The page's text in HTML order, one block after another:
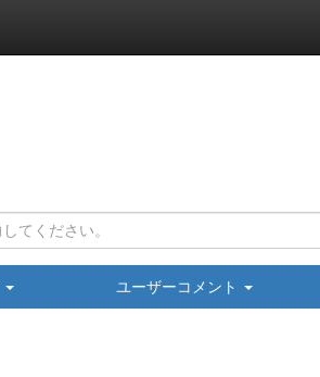
ユーザーコメント